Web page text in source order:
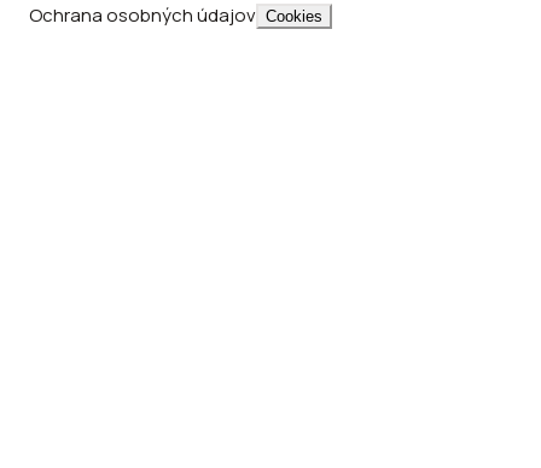
Ochrana osobných údajov Cookies